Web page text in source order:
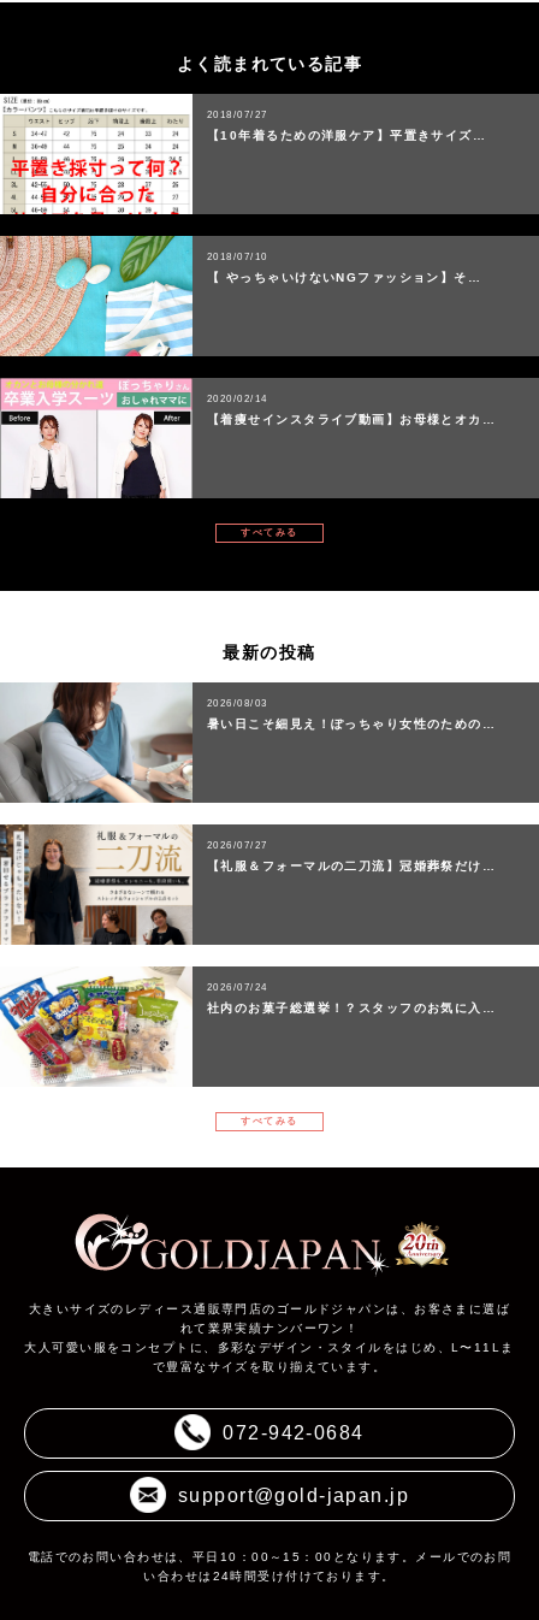
よく読まれている記事
2018/07/27
【10年着るための洋服ケア】平置きサイズ…
2018/07/10
【 やっちゃいけないNGファッション】そ…
2020/02/14
【着痩せインスタライブ動画】お母様とオカ…
すべてみる
最新の投稿
2026/08/03
暑い日こそ細見え！ぽっちゃり女性のための…
2026/07/27
【礼服＆フォーマルの二刀流】冠婚葬祭だけ…
2026/07/24
社内のお菓子総選挙！？スタッフのお気に入…
すべてみる
大きいサイズのレディース通販専門店のゴールドジャパンは、お客さまに選ば
れて業界実績ナンバーワン！
大人可愛い服をコンセプトに、多彩なデザイン・スタイルをはじめ、L〜11Lま
で豊富なサイズを取り揃えています。
072-942-0684
support@gold-japan.jp
電話でのお問い合わせは、平日10：00～15：00となります。メールでのお問
い合わせは24時間受け付けております。